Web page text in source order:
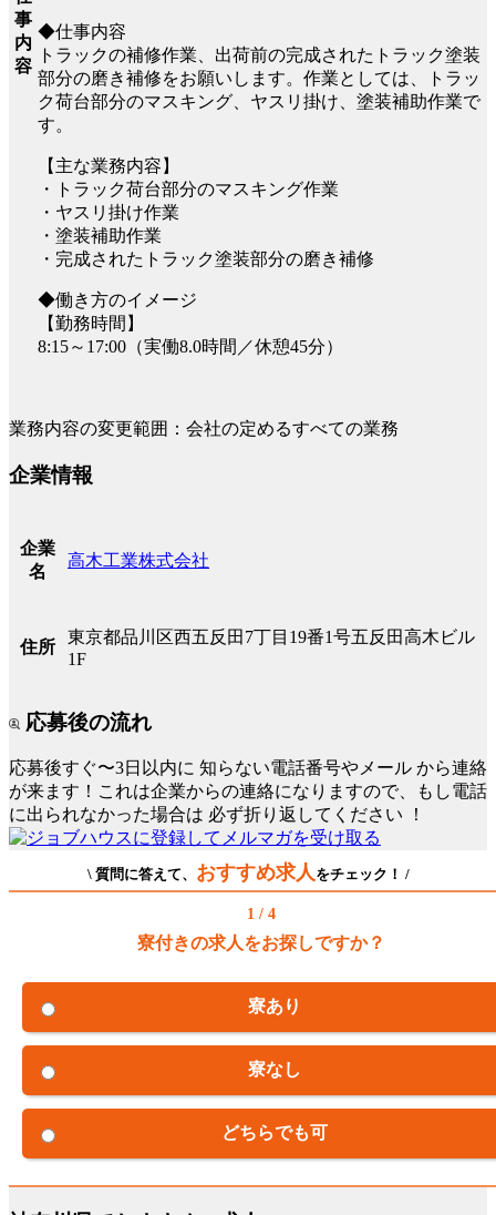
事
内
容
◆仕事内容
トラックの補修作業、出荷前の完成されたトラック塗装
部分の磨き補修をお願いします。作業としては、トラッ
ク荷台部分のマスキング、ヤスリ掛け、塗装補助作業で
す。
【主な業務内容】
・トラック荷台部分のマスキング作業
・ヤスリ掛け作業
・塗装補助作業
・完成されたトラック塗装部分の磨き補修
◆働き方のイメージ
【勤務時間】
8:15～17:00（実働8.0時間／休憩45分）
業務内容の変更範囲：会社の定めるすべての業務
企業情報
企業
名
高木工業株式会社
住所
東京都品川区西五反田7丁目19番1号五反田高木ビル
1F
応募後の流れ
応募後すぐ〜3日以内に 知らない電話番号やメール から連絡
が来ます！これは企業からの連絡になりますので、もし電話
に出られなかった場合は 必ず折り返してください ！
\ 質問に答えて、 おすすめ求人をチェック！ /
1 / 4
寮付きの求人をお探しですか？
寮あり
寮なし
どちらでも可